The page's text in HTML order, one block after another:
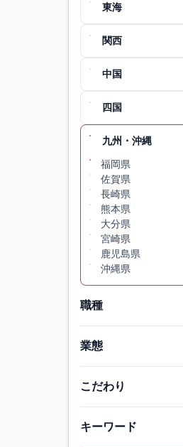
東海
関西
中国
四国
九州・沖縄
福岡県
佐賀県
長崎県
熊本県
大分県
宮崎県
鹿児島県
沖縄県
職種
業態
こだわり
キーワード